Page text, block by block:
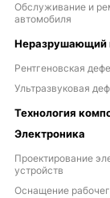
Обслуживание и
автомобиля
Неразрушающий
Рентгеновская
Ультразвуковая
Технология
Электроника
Проектирование
устройств
Оснащение